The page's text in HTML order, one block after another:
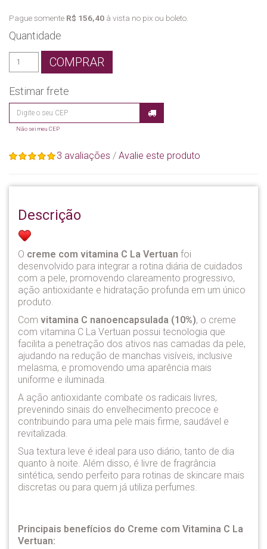
Pague somente R$ 156,40 à vista no pix ou boleto.
Quantidade
COMPRAR
Estimar frete
Não sei meu CEP
3 avaliações / Avalie este produto
Descrição
O creme com vitamina C La Vertuan foi
desenvolvido para integrar a rotina diária de cuidados
com a pele, promovendo clareamento progressivo,
ação antioxidante e hidratação profunda em um único
produto.
Com vitamina C nanoencapsulada (10%), o creme
com vitamina C La Vertuan possui tecnologia que
facilita a penetração dos ativos nas camadas da pele,
ajudando na redução de manchas visíveis, inclusive
melasma, e promovendo uma aparência mais
uniforme e iluminada.
A ação antioxidante combate os radicais livres,
prevenindo sinais do envelhecimento precoce e
contribuindo para uma pele mais firme, saudável e
revitalizada.
Sua textura leve é ideal para uso diário, tanto de dia
quanto à noite. Além disso, é livre de fragrância
sintética, sendo perfeito para rotinas de skincare mais
discretas ou para quem já utiliza perfumes.
Principais benefícios do Creme com Vitamina C La
Vertuan: